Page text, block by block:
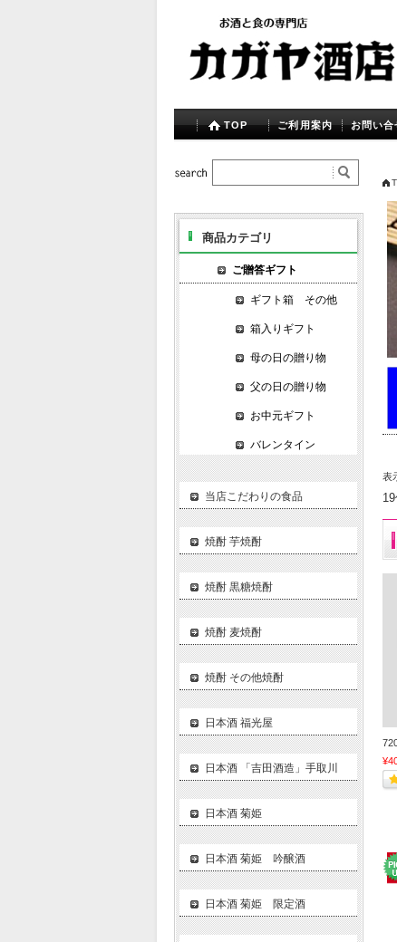
TOP ご利用案内 お問い合
表
商品カテゴリ
ご贈答ギフト
ギフト箱 その他
箱入りギフト
母の日の贈り物
父の日の贈り物
お中元ギフト
バレンタイン
当店こだわりの食品
焼酎 芋焼酎
焼酎 黒糖焼酎
焼酎 麦焼酎
焼酎 その他焼酎
日本酒 福光屋
日本酒 「吉田酒造」手取川
日本酒 菊姫
日本酒 菊姫 吟醸酒
日本酒 菊姫 限定酒